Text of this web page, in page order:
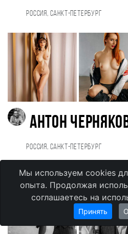
Россия, Санкт-Петербург
Антон
Россия, Санкт-Петербург
Мы используем cookies
опыта. Продолжая
соглашаетесь на
Принять